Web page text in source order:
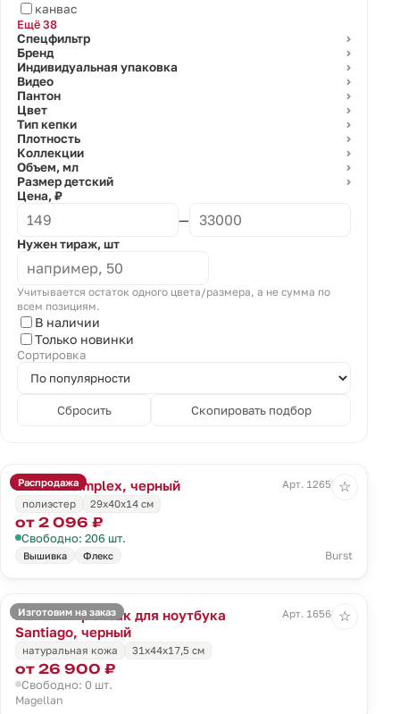
канвас
Ещё 38
Спецфильтр
⌄
Бренд ⌄
Индивидуальная упаковка ⌄
Видео ⌄
Пантон ⌄
Цвет ⌄
Тип кепки ⌄
Плотность ⌄
Коллекции ⌄
Объем, мл ⌄
Размер детский ⌄
Цена, ₽
—
Нужен тираж, шт
Учитывается остаток одного цвета/размера, а не сумма по
всем позициям.
В наличии
Только новинки
Сортировка
Сбросить Скопировать подбор
Распродажа
Рюкзак Simplex, черный
Арт. 12659.30
полиэстер
29х40х14 см
от 2 096 ₽
Свободно: 206 шт.
Вышивка Флекс Burst
☆
Изготовим на заказ
Кожаный рюкзак для ноутбука
Santiago, черный
Арт. 16568.30
натуральная кожа 31х44х17,5 см
от 26 900 ₽
Свободно: 0 шт.
Magellan
☆